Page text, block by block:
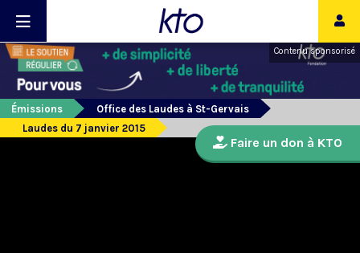
Contenu sponsorisé
Émissions
Office des Laudes à St-Gervais
Laudes du 7 janvier 2015
Faire un don à KTO